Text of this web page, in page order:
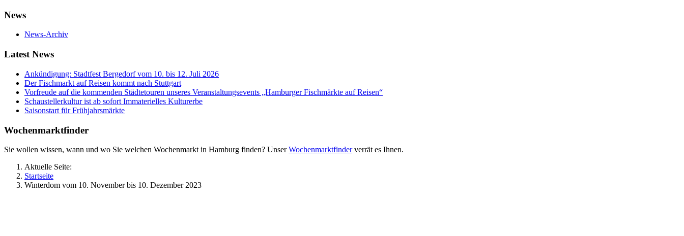
News
News-Archiv
Latest News
Ankündigung: Stadtfest Bergedorf vom 10. bis 12. Juli 2026
Der Fischmarkt auf Reisen kommt nach Stuttgart
Vorfreude auf die kommenden Städtetouren unseres Veranstaltungsevents „Hamburger Fischmärkte auf Reisen“
Schaustellerkultur ist ab sofort Immaterielles Kulturerbe
Saisonstart für Frühjahrsmärkte
Wochenmarktfinder
Sie wollen wissen, wann und wo Sie welchen Wochenmarkt in Hamburg finden? UnserWochenmarktfinderverrät es Ihnen.
Aktuelle Seite:
Startseite
Winterdom vom 10. November bis 10. Dezember 2023